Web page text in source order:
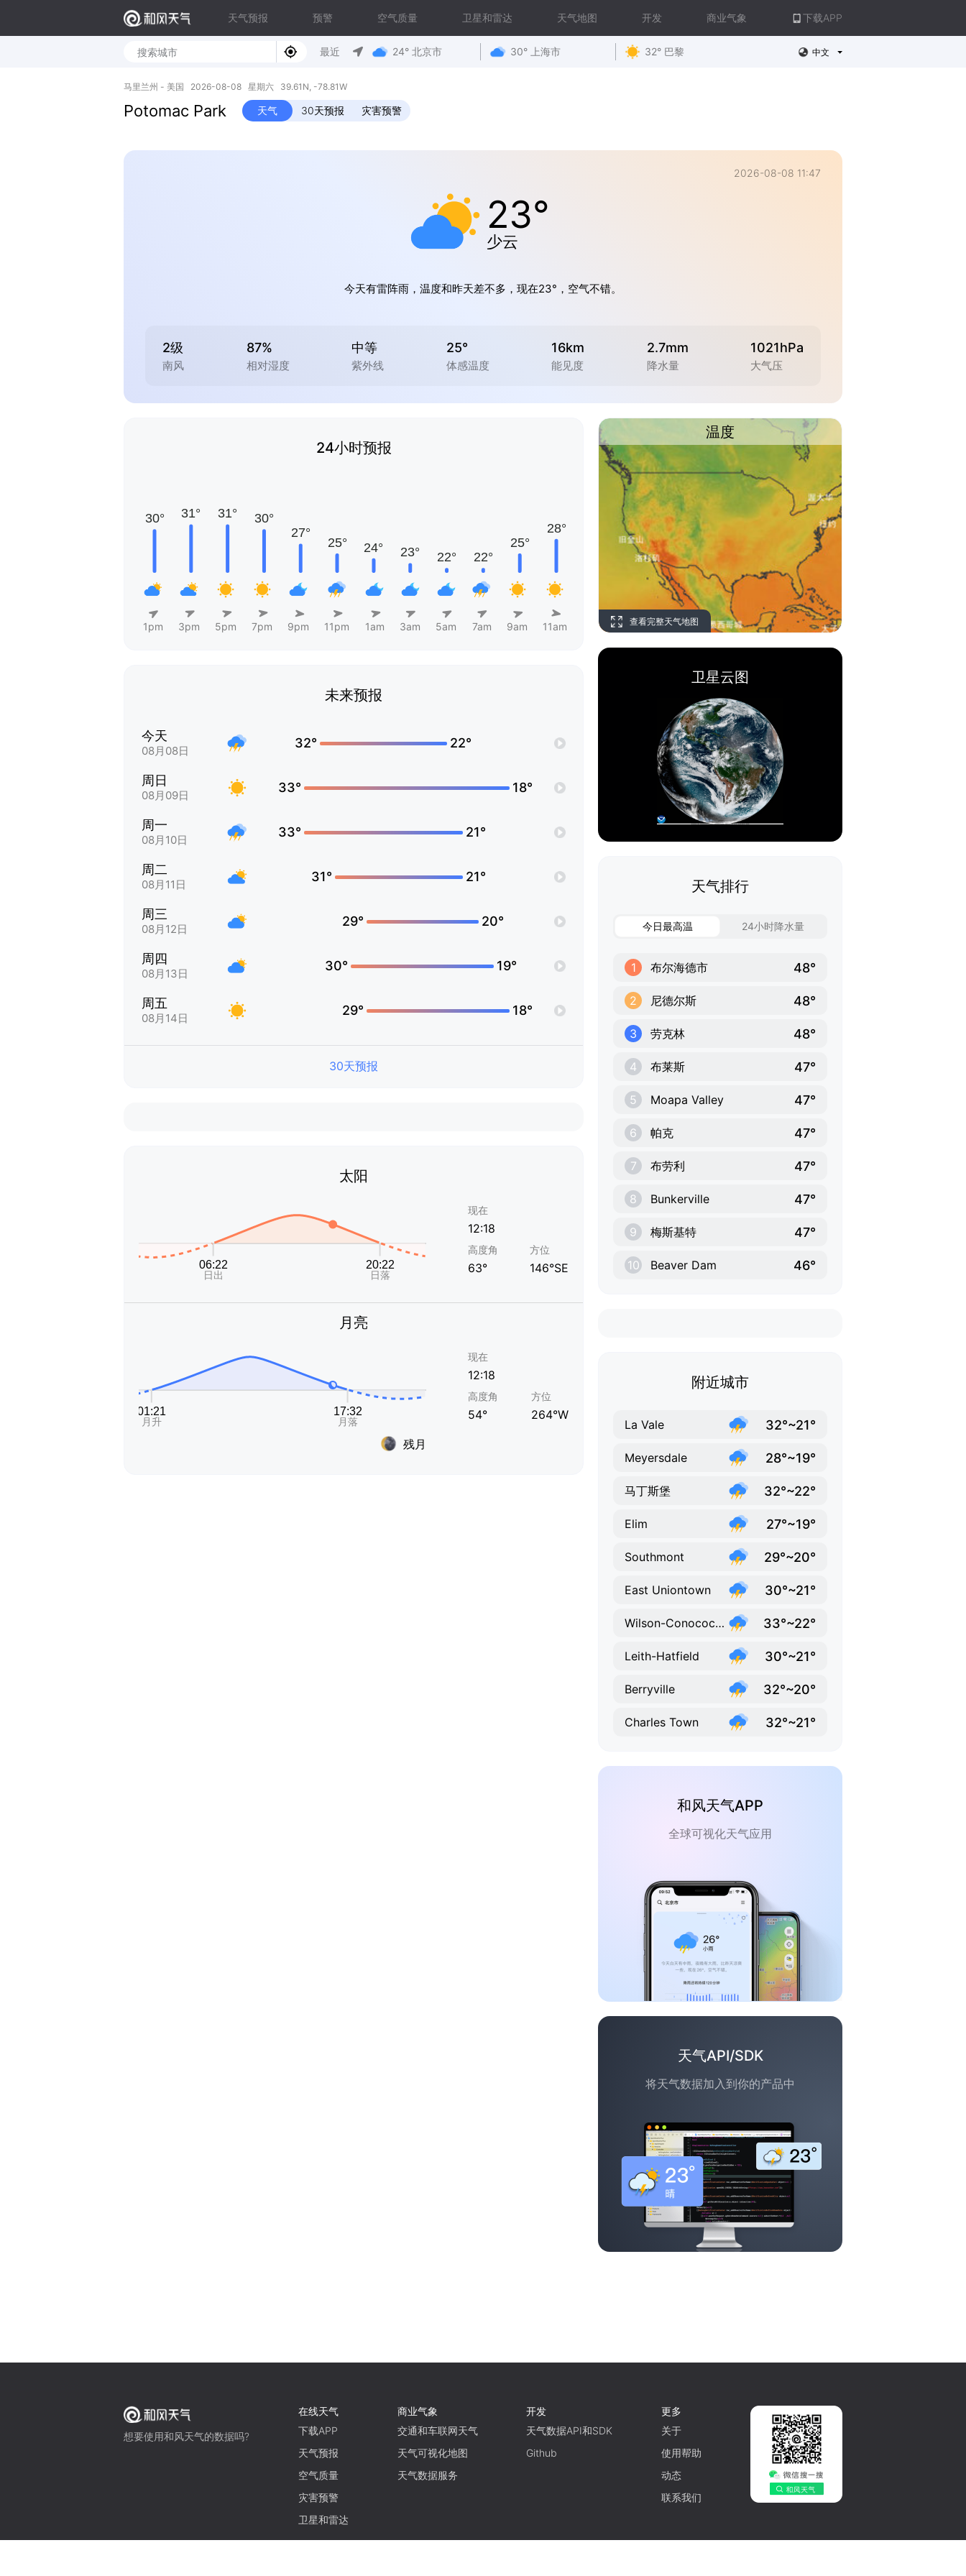
天气预报 预警 空气质量 卫星和雷达 天气地图 开发 商业气象 下载APP
最近 24° 北京市 30° 上海市 32° 巴黎 中文
马里兰州 - 美国 2026-08-08 星期六 39.61N, -78.81W
Potomac Park 天气 30天预报 灾害预警
2026-08-08 11:47
23°
少云
今天有雷阵雨，温度和昨天差不多，现在23°，空气不错。
2级
南风
87%
相对湿度
中等
紫外线
25°
体感温度
16km
能见度
2.7mm
降水量
1021hPa
大气压
24小时预报
1pm 3pm 5pm 7pm 9pm 11pm 1am 3am 5am 7am 9am 11am
未来预报
今天
08月08日
32° 22°
周日
08月09日
33° 18°
周一
08月10日
33° 21°
周二
08月11日
31° 21°
周三
08月12日
29° 20°
周四
08月13日
30° 19°
周五
08月14日
29° 18°
30天预报
太阳
现在
12:18
高度角
63°
方位
146°SE
月亮
残月
现在
12:18
高度角
54°
方位
264°W
温度
查看完整天气地图
卫星云图
天气排行
今日最高温 24小时降水量
1 布尔海德市 48°
2 尼德尔斯 48°
3 劳克林 48°
4 布莱斯 47°
5 Moapa Valley 47°
6 帕克 47°
7 布劳利 47°
8 Bunkerville 47°
9 梅斯基特 47°
10 Beaver Dam 46°
附近城市
La Vale 32°~21°
Meyersdale 28°~19°
马丁斯堡 32°~22°
Elim 27°~19°
Southmont 29°~20°
East Uniontown 30°~21°
Wilson-Conococheague 33°~22°
Leith-Hatfield 30°~21°
Berryville 32°~20°
Charles Town 32°~21°
和风天气APP
全球可视化天气应用
天气API/SDK
将天气数据加入到你的产品中
想要使用和风天气的数据吗?
在线天气
下载APP
天气预报
空气质量
灾害预警
卫星和雷达
商业气象
交通和车联网天气
天气可视化地图
天气数据服务
开发
天气数据API和SDK
Github
更多
关于
使用帮助
动态
联系我们